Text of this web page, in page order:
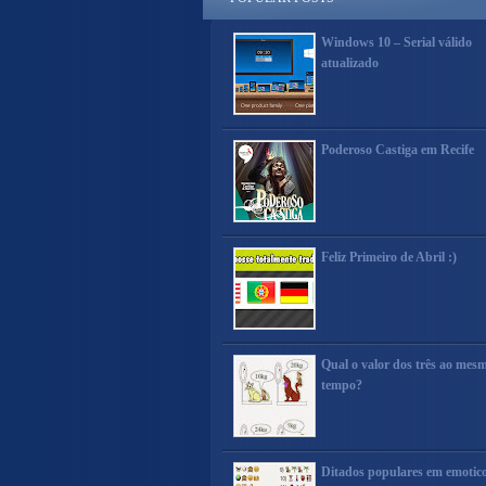
Windows 10 – Serial válido
atualizado
Poderoso Castiga em Recife
Feliz Primeiro de Abril :)
Qual o valor dos três ao
tempo?
Ditados populares em